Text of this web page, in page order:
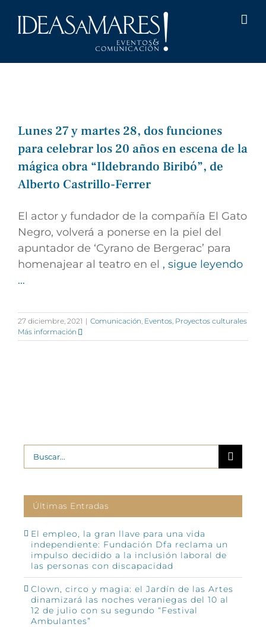
Lunes 27 y martes 28, dos funciones
para celebrar los 20 años en escena de la
mágica obra “Ildebrando Biribó”, de
Alberto Castrillo-Ferrer
El actor y fundador de la compañía El Gato
Negro, volverá a ponerse en la piel del
apuntador de ‘Cyrano de Bergerac’ para
homenajear al teatro en el , sigue leyendo
…
27 diciembre, 2021 | Comunicación, Eventos, Proyectos culturales
Más información
Buscar:
Últimas Entradas
El empleo, la gran llave para una vida
independiente: Fundación Dfa reclama un
impulso decidido a la inclusión laboral de
las personas con discapacidad
Clown, circo y magia: el Jardín de las Artes
dinamizará las noches veraniegas del 10 al
12 de julio con su segundo “Festival
Ambulantes”